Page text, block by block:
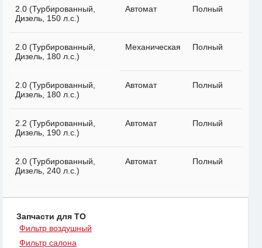
2.0 (Турбированный,
Дизель, 150 л.с.)
Автомат Полный
2.0 (Турбированный,
Дизель, 180 л.с.)
Механическая Полный
2.0 (Турбированный,
Дизель, 180 л.с.)
Автомат Полный
2.2 (Турбированный,
Дизель, 190 л.с.)
Автомат Полный
2.0 (Турбированный,
Дизель, 240 л.с.)
Автомат Полный
Запчасти для ТО
Фильтр воздушный
Фильтр салона